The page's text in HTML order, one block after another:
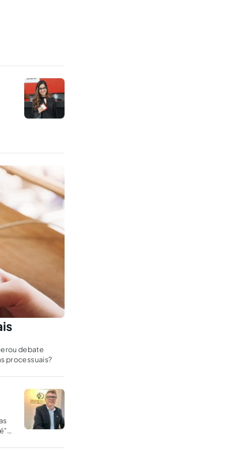
debate
processuais?